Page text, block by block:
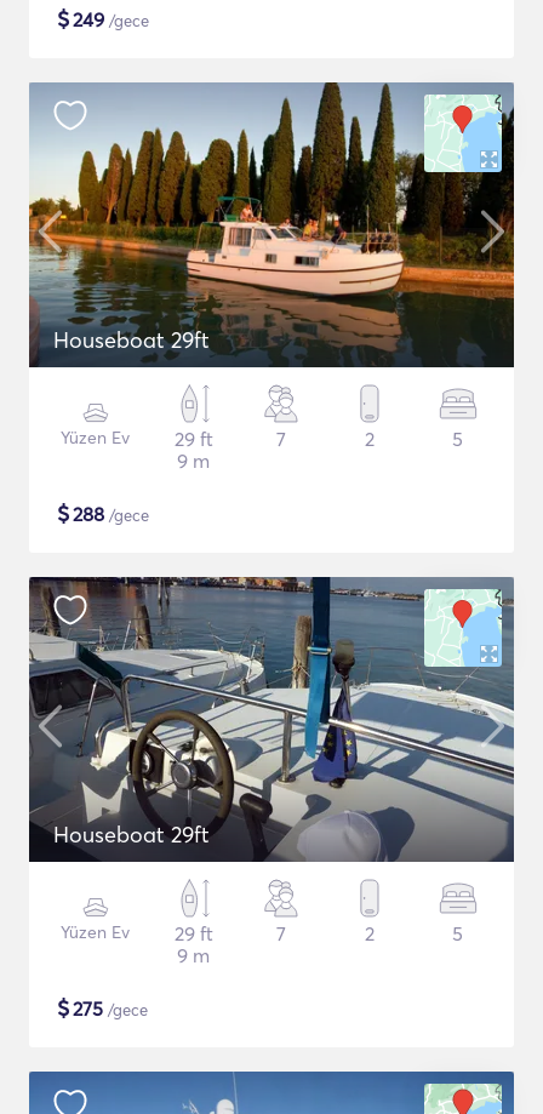
$249 /gece
Houseboat 29ft
Yüzen Ev
29 ft
9 m
7 2 5
$288 /gece
Houseboat 29ft
Yüzen Ev
29 ft
9 m
7 2 5
$275 /gece